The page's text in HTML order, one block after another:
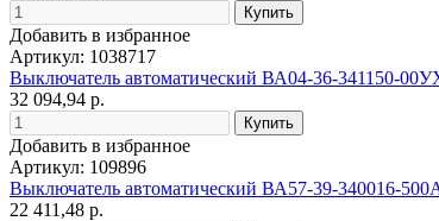
Добавить в избранное
Артикул: 1038717
Выключатель автоматический ВА04-36-341150-
32 094,94 р.
Добавить в избранное
Артикул: 109896
Выключатель автоматический ВА57-39-340016-
22 411,48 р.